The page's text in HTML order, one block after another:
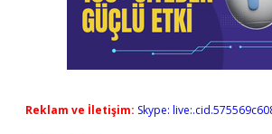
Reklam ve İletişim: Skype: